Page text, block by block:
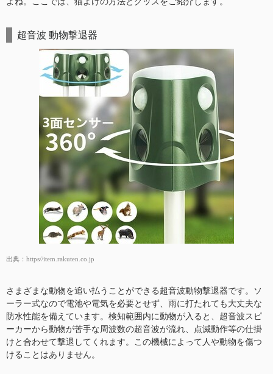
超音波 動物撃退器
出典： https//item.rakuten.co.jp
さまざまな動物を追い払うことができる超音波動物撃退器です。ソ
ーラー式なので電池や電気を必要とせず、雨に打たれても大丈夫な
防水性能を備えています。検知範囲内に動物が入ると、超音波スピ
ーカーから動物が苦手な周波数の超音波が流れ、点滅動作等の仕掛
けと合わせて撃退してくれます。この機械によって人や動物を傷つ
けることはありません。